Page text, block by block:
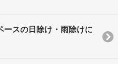
ースの日除け・雨除けに